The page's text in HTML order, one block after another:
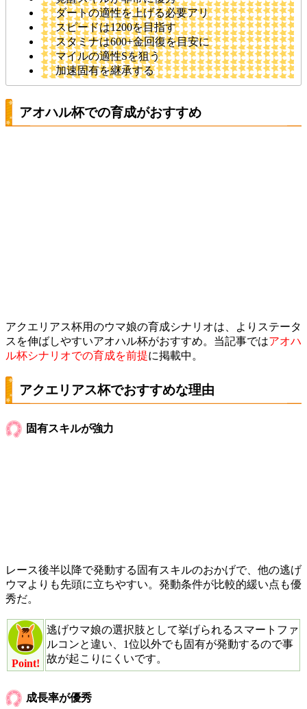
ダートの適性を上げる必要アリ
スピードは1200を目指す
スタミナは600+金回復を目安に
マイルの適性Sを狙う
加速固有を継承する
アオハル杯での育成がおすすめ
アクエリアス杯用のウマ娘の育成シナリオは、よりステータ
スを伸ばしやすいアオハル杯がおすすめ。当記事ではアオハ
ル杯シナリオでの育成を前提に掲載中。
アクエリアス杯でおすすめな理由
固有スキルが強力
レース後半以降で発動する固有スキルのおかげで、他の逃げ
ウマよりも先頭に立ちやすい。発動条件が比較的緩い点も優
秀だ。
Point!
逃げウマ娘の選択肢として挙げられるスマートファ
ルコンと違い、1位以外でも固有が発動するので事
故が起こりにくいです。
成長率が優秀